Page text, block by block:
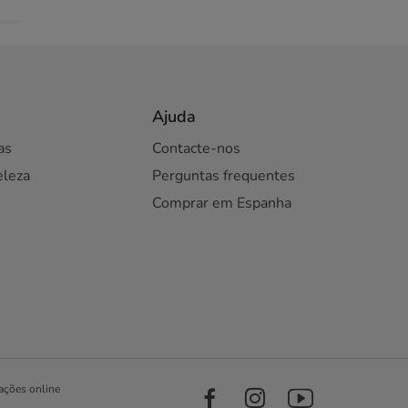
Ajuda
Contacte-nos
Perguntas frequentes
Comprar em Espanha
online